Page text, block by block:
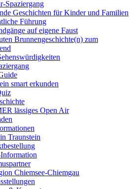
Spaziergang
Geschichten für Kinder und Familien
Führung
auf eigene Faust
Brunnengeschichte(n) zum
smart erkunden
lässiges Open Air
Traunstein
Chiemsee-Chiemgau